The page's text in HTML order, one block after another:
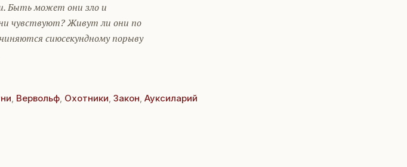
Быть может они зло и
чувствуют? Живут ли они по
сиюсекундному порыву
, Вервольф, Охотники, Закон, Ауксиларий